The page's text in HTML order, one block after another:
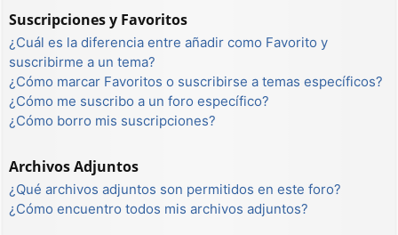
Suscripciones y Favoritos
¿Cuál es la diferencia entre añadir como Favorito y
suscribirme a un tema?
¿Cómo marcar Favoritos o suscribirse a temas específicos?
¿Cómo me suscribo a un foro específico?
¿Cómo borro mis suscripciones?
Archivos Adjuntos
¿Qué archivos adjuntos son permitidos en este foro?
¿Cómo encuentro todos mis archivos adjuntos?